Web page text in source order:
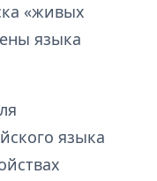
«живых
языка
языка